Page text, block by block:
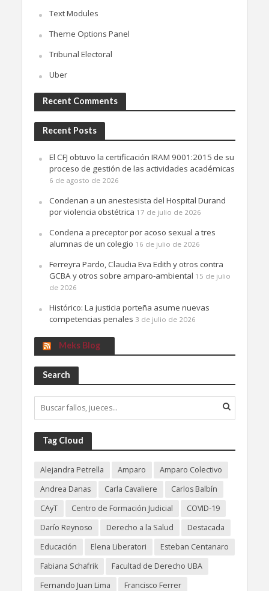
Text Modules
Theme Options Panel
Tribunal Electoral
Uber
Recent Comments
Recent Posts
El CFJ obtuvo la certificación IRAM 9001:2015 de su
proceso de gestión de las actividades académicas
6 de agosto de 2026
Condenan a un anestesista del Hospital Durand
por violencia obstétrica 17 de julio de 2026
Condena a preceptor por acoso sexual a tres
alumnas de un colegio 16 de julio de 2026
Ferreyra Pardo, Claudia Eva Edith y otros contra
GCBA y otros sobre amparo-ambiental 15 de julio
de 2026
Histórico: La justicia porteña asume nuevas
competencias penales 3 de julio de 2026
Meks Blog
Search
Tag Cloud
Alejandra Petrella Amparo
Amparo Colectivo
Andrea Danas
Carla Cavaliere
Carlos Balbín
CAyT
Centro de Formación Judicial
COVID-19
Darío Reynoso
Derecho a la Salud
Destacada
Educación
Elena Liberatori
Esteban Centanaro
Fabiana Schafrik
Facultad de Derecho UBA
Fernando Juan Lima
Francisco Ferrer